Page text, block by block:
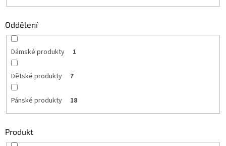
Oddělení
Dámské produkty 1
Dětské produkty 7
Pánské produkty 18
Produkt